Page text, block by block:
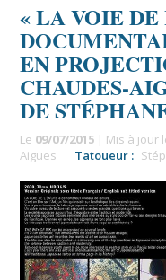
« LA VOIE DE
EN
CHAUDES-
DE
Le 09/07/2015 | Mis à jour
Aigues
Tatoueur :